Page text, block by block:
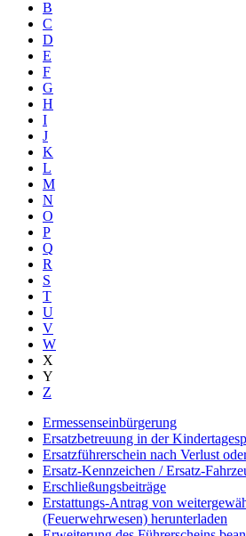
B
C
D
E
F
G
H
I
J
K
L
M
N
O
P
Q
R
S
T
U
V
W
X
Y
Z
Ermessenseinbürgerung
Ersatzbetreuung in der
Ersatzführerschein nach Verlust
Ersatz-Kennzeichen / Ersatz-
Erschließungsbeiträge
Erstattungs-Antrag von
(Feuerwehrwesen) herunterladen